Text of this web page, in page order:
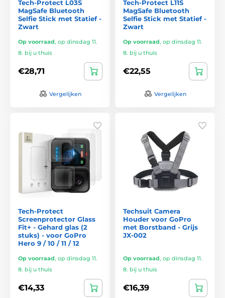
Tech-Protect L03S
MagSafe Bluetooth
Selfie Stick met Statief -
Zwart
Op voorraad, op dinsdag 11.
8. bij u thuis
€28,71
Vergelijken
Tech-Protect L11S
MagSafe Bluetooth
Selfie Stick met Statief -
Zwart
Op voorraad, op dinsdag 11.
8. bij u thuis
€22,55
Vergelijken
Tech-Protect
Screenprotector Glass
Fit+ - Gehard glas (2
stuks) - voor GoPro
Hero 9 / 10 / 11 / 12
Op voorraad, op dinsdag 11.
8. bij u thuis
€14,33
Techsuit Camera
Houder voor GoPro
met Borstband - Grijs
JX-002
Op voorraad, op dinsdag 11.
8. bij u thuis
€16,39